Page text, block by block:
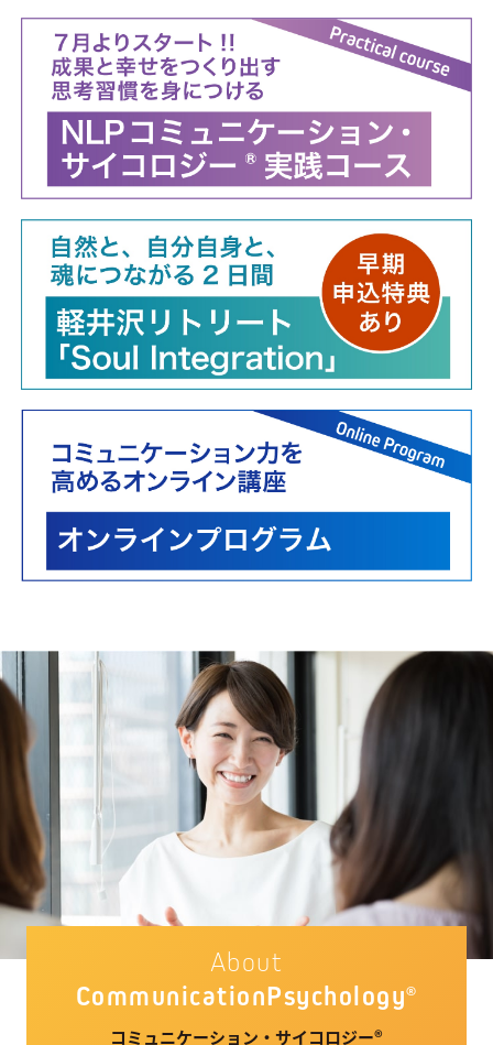
About
CommunicationPsychology®
コミュニケーション・サイコロジー®